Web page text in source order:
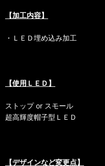
【加工内容】
・ＬＥＤ埋め込み加工
【使用ＬＥＤ】
ストップ or スモール
超高輝度帽子型ＬＥＤ
【デザインなど変更点】